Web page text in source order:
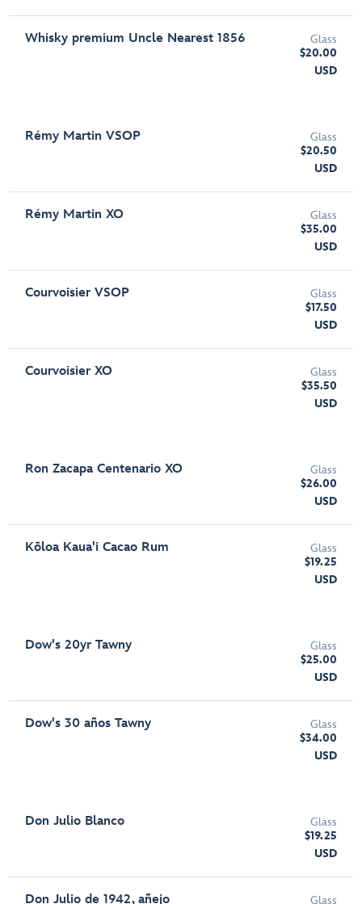
Whisky premium Uncle Nearest 1856
Glass
$20.00
USD
Rémy Martin VSOP
Glass
$20.50
USD
Rémy Martin XO
Glass
$35.00
USD
Courvoisier VSOP
Glass
$17.50
USD
Courvoisier XO
Glass
$35.50
USD
Ron Zacapa Centenario XO
Glass
$26.00
USD
Kōloa Kaua'i Cacao Rum
Glass
$19.25
USD
Dow's 20yr Tawny
Glass
$25.00
USD
Dow's 30 años Tawny
Glass
$34.00
USD
Don Julio Blanco
Glass
$19.25
USD
Don Julio de 1942, añejo Glass